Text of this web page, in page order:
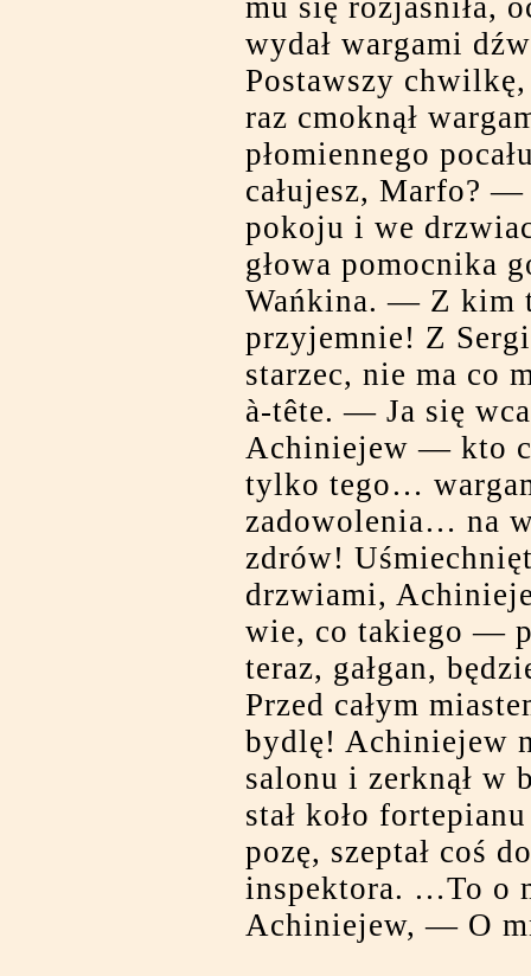
mu się rozjaśniła,
wydał wargami
Postawszy
raz cmoknął
płomiennego
całujesz, Marfo? —
pokoju i we
głowa pomocnika
Wańkina. — Z kim
przyjemnie! Z
starzec, nie ma co
à-tête. — Ja się
Achiniejew — kto
tylko tego…
zadowolenia… na
zdrów!
drzwiami,
wie, co takiego —
teraz, gałgan,
Przed całym
bydlę! Achiniejew
salonu i zerknął w
stał koło
pozę, szeptał coś
inspektora. …To o
Achiniejew, — O